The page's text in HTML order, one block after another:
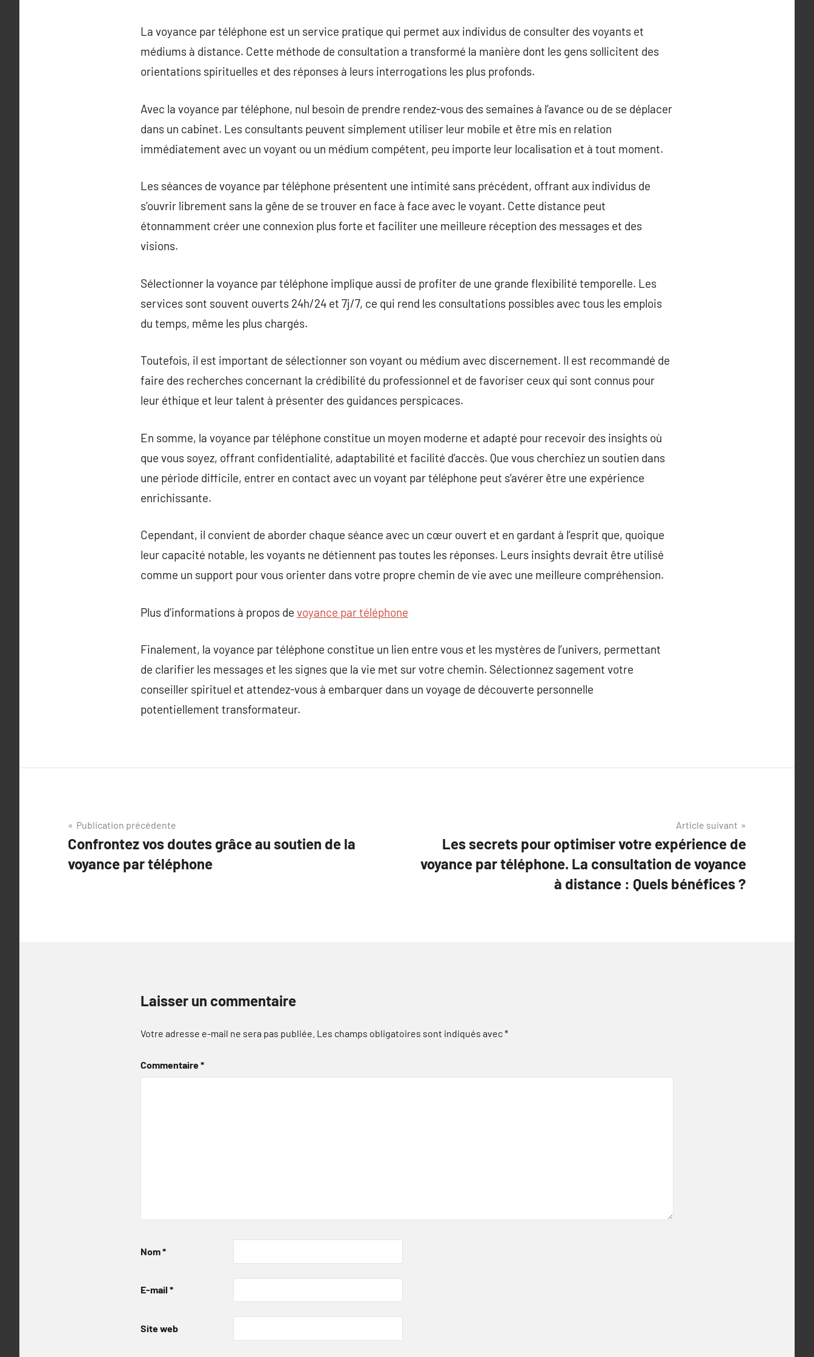
La voyance par téléphone est un service pratique qui permet aux individus de consulter des voyants et
médiums à distance. Cette méthode de consultation a transformé la manière dont les gens sollicitent des
orientations spirituelles et des réponses à leurs interrogations les plus profonds.
Avec la voyance par téléphone, nul besoin de prendre rendez-vous des semaines à l’avance ou de se déplacer
dans un cabinet. Les consultants peuvent simplement utiliser leur mobile et être mis en relation
immédiatement avec un voyant ou un médium compétent, peu importe leur localisation et à tout moment.
Les séances de voyance par téléphone présentent une intimité sans précédent, offrant aux individus de
s’ouvrir librement sans la gêne de se trouver en face à face avec le voyant. Cette distance peut
étonnamment créer une connexion plus forte et faciliter une meilleure réception des messages et des
visions.
Sélectionner la voyance par téléphone implique aussi de profiter de une grande flexibilité temporelle. Les
services sont souvent ouverts 24h/24 et 7j/7, ce qui rend les consultations possibles avec tous les emplois
du temps, même les plus chargés.
Toutefois, il est important de sélectionner son voyant ou médium avec discernement. Il est recommandé de
faire des recherches concernant la crédibilité du professionnel et de favoriser ceux qui sont connus pour
leur éthique et leur talent à présenter des guidances perspicaces.
En somme, la voyance par téléphone constitue un moyen moderne et adapté pour recevoir des insights où
que vous soyez, offrant confidentialité, adaptabilité et facilité d’accès. Que vous cherchiez un soutien dans
une période difficile, entrer en contact avec un voyant par téléphone peut s’avérer être une expérience
enrichissante.
Cependant, il convient de aborder chaque séance avec un cœur ouvert et en gardant à l’esprit que, quoique
leur capacité notable, les voyants ne détiennent pas toutes les réponses. Leurs insights devrait être utilisé
comme un support pour vous orienter dans votre propre chemin de vie avec une meilleure compréhension.
Plus d’informations à propos de voyance par téléphone
Finalement, la voyance par téléphone constitue un lien entre vous et les mystères de l’univers, permettant
de clarifier les messages et les signes que la vie met sur votre chemin. Sélectionnez sagement votre
conseiller spirituel et attendez-vous à embarquer dans un voyage de découverte personnelle
potentiellement transformateur.
Navigation
de
l’article
Publication précédente
Confrontez vos doutes grâce au soutien de la
voyance par téléphone
Article suivant
Les secrets pour optimiser votre expérience de
voyance par téléphone. La consultation de voyance
à distance : Quels bénéfices ?
Laisser un commentaire
Votre adresse e-mail ne sera pas publiée. Les champs obligatoires sont indiqués avec*
Commentaire*
Nom*
E-mail *
Site web